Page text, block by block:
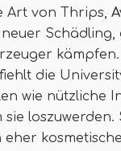
Art von Thrips,
Schädling,
kämpfen.
die
wie nützliche
sie loszuwerden.
eher